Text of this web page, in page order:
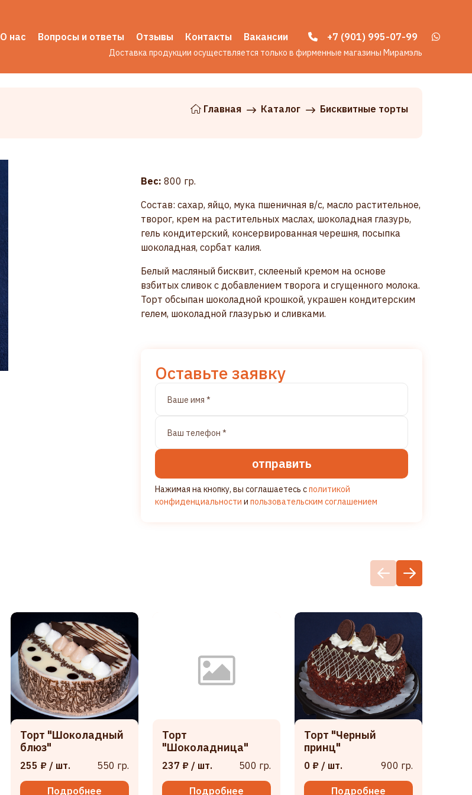
О нас Вопросы и ответы Отзывы Контакты Вакансии +7 (901) 995-07-99
Доставка продукции осуществляется только в фирменные магазины Мирамэль
Главная Каталог Бисквитные торты
Вес: 800 гр.
Состав: сахар, яйцо, мука пшеничная в/с, масло растительное,
творог, крем на растительных маслах, шоколадная глазурь,
гель кондитерский, консервированная черешня, посыпка
шоколадная, сорбат калия.
Белый масляный бисквит, склееный кремом на основе
взбитых сливок с добавлением творога и сгущенного молока.
Торт обсыпан шоколадной крошкой, украшен кондитерским
гелем, шоколадной глазурью и сливками.
Оставьте заявку
отправить
Нажимая на кнопку, вы соглашаетесь сполитикой
конфиденциальности и пользовательским соглашением
Торт "Шоколадный
блюз"
255 ₽ / шт. 550 гр.
Подробнее
Торт
"Шоколадница"
237 ₽ / шт. 500 гр.
Подробнее
Торт "Черный
принц"
0 ₽ / шт. 900 гр.
Подробнее